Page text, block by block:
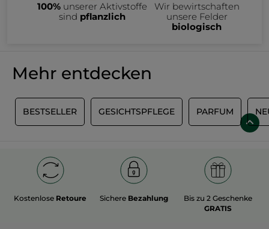
100%unserer Aktivstoffe
sind pflanzlich
Wir bewirtschaften
unsere Felder
biologisch
Mehr entdecken
BESTSELLER GESICHTSPFLEGE PARFUM
Kostenlose Retoure Sichere Bezahlung
Bis zu 2 Geschenke
GRATIS